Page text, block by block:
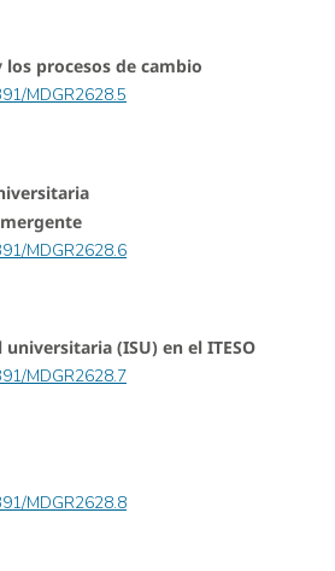
procesos de cambio
MDGR2628.5
MDGR2628.6
(ISU) en el ITESO
MDGR2628.7
MDGR2628.8